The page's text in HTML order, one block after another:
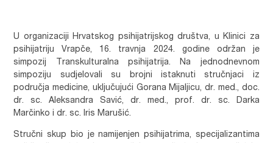
U organizaciji Hrvatskog psihijatrijskog društva, u Klinici za
psihijatriju Vrapče, 16. travnja 2024. godine održan je
simpozij Transkulturalna psihijatrija. Na jednodnevnom
simpoziju sudjelovali su brojni istaknuti stručnjaci iz
područja medicine, uključujući Gorana Mijaljicu, dr. med., doc.
dr. sc. Aleksandra Savić, dr. med., prof. dr. sc. Darka
Marčinko i dr. sc. Iris Marušić.
Stručni skup bio je namijenjen psihijatrima, specijalizantima